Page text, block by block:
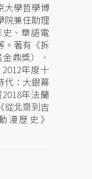
大學哲學博
院兼任助理
、華語電
。著有《拆
鼎獎）、
年度十
代：大銀幕
年法蘭
從北齋到吉
漫歷史》